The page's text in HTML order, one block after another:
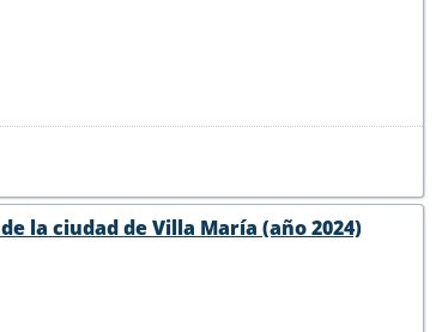
la ciudad de Villa María (año 2024)